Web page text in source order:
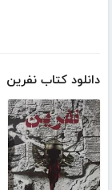
دانلود کتاب نفرین